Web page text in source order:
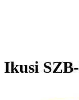
Ikusi